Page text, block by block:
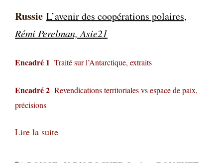
Russie L’avenir des coopérations polaires,
Rémi Perelman, Asie21
Encadré 1 Traité sur l’Antarctique, extraits
Encadré 2 Revendications territoriales vs espace de paix,
précisions
Lire la suite